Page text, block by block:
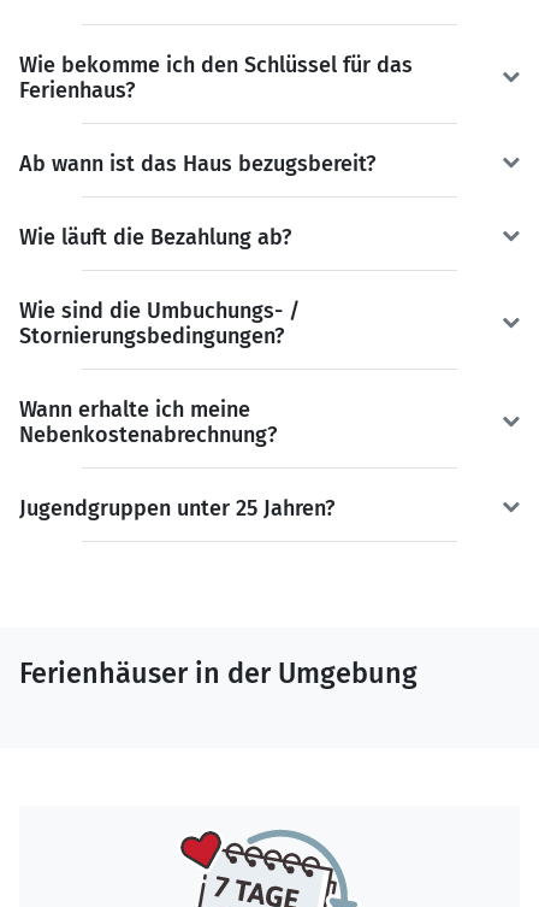
Wie bekomme ich den Schlüssel für das
Ferienhaus?
Ab wann ist das Haus bezugsbereit?
Wie läuft die Bezahlung ab?
Wie sind die Umbuchungs- /
Stornierungsbedingungen?
Wann erhalte ich meine
Nebenkostenabrechnung?
Jugendgruppen unter 25 Jahren?
Ferienhäuser in der Umgebung